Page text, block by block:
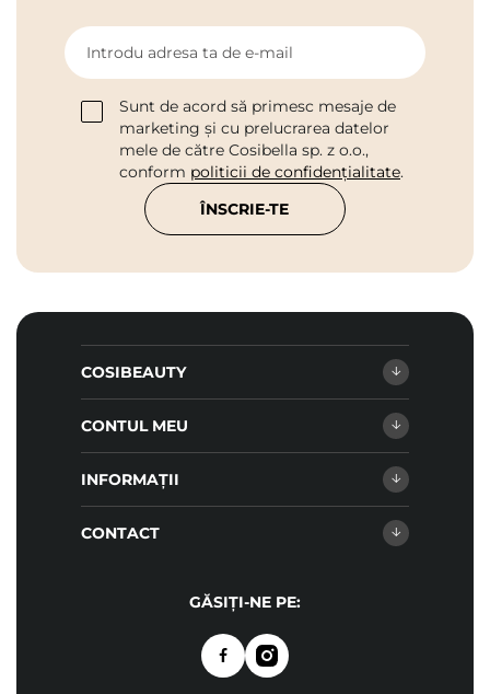
Introdu adresa ta de e-mail
Sunt de acord să primesc mesaje de
marketing și cu prelucrarea datelor
mele de către Cosibella sp. z o.o.,
conform politicii de confidențialitate.
ÎNSCRIE-TE
COSIBEAUTY
CONTUL MEU
INFORMAȚII
CONTACT
GĂSIȚI-NE PE: